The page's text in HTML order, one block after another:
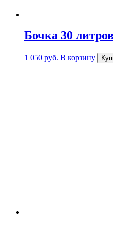
Бочка 30
1 050 руб. В корзину